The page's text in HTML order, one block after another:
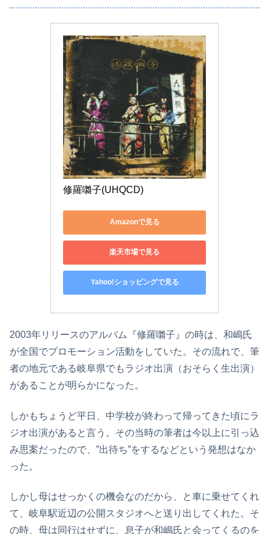
修羅囃子(UHQCD)
Amazonで見る
楽天市場で見る
Yahoo!ショッピングで見る
2003年リリースのアルバム『修羅囃子』の時は、和嶋氏
が全国でプロモーション活動をしていた。その流れで、筆
者の地元である岐阜県でもラジオ出演（おそらく生出演）
があることが明らかになった。
しかもちょうど平日、中学校が終わって帰ってきた頃にラ
ジオ出演があると言う。その当時の筆者は今以上に引っ込
み思案だったので、”出待ち”をするなどという発想はなか
った。
しかし母はせっかくの機会なのだから、と車に乗せてくれ
て、岐阜駅近辺の公開スタジオへと送り出してくれた。そ
の時、母は同行はせずに、息子が和嶋氏と会ってくるのを